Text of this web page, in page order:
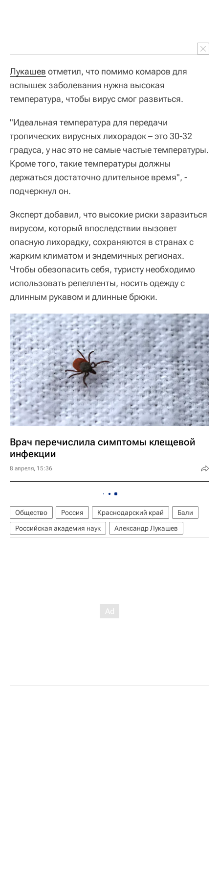
Лукашев отметил, что помимо комаров для
вспышек заболевания нужна высокая
температура, чтобы вирус смог развиться.
"Идеальная температура для передачи
тропических вирусных лихорадок – это 30-32
градуса, у нас это не самые частые температуры.
Кроме того, такие температуры должны
держаться достаточно длительное время", -
подчеркнул он.
Эксперт добавил, что высокие риски заразиться
вирусом, который впоследствии вызовет
опасную лихорадку, сохраняются в странах с
жарким климатом и эндемичных регионах.
Чтобы обезопасить себя, туристу необходимо
использовать репелленты, носить одежду с
длинным рукавом и длинные брюки.
Врач перечислила симптомы клещевой
инфекции
8 апреля, 15:36
Общество Россия Краснодарский край
Бали
Российская академия наук
Александр Лукашев